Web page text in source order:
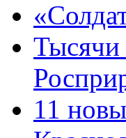
Тысячи
11